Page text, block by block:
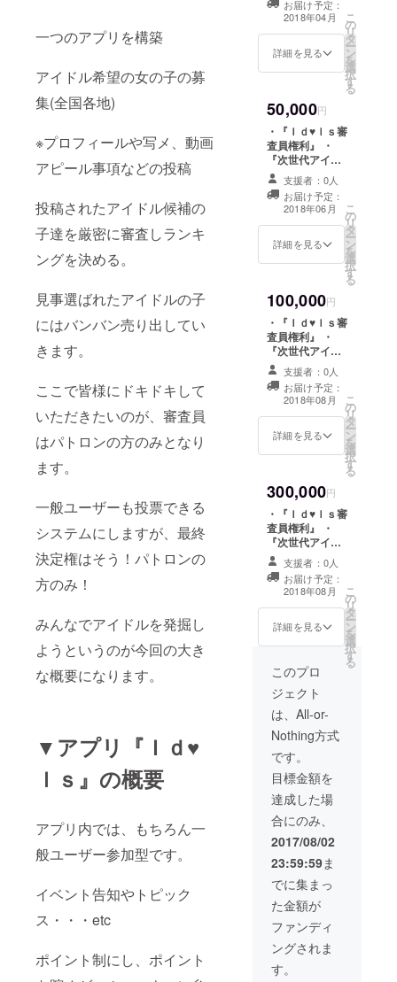
一つのアプリを構築
アイドル希望の女の子の募
集(全国各地)
※プロフィールや写メ、動画
アピール事項などの投稿
投稿されたアイドル候補の
子達を厳密に審査しランキ
ングを決める。
見事選ばれたアイドルの子
にはバンバン売り出してい
きます。
ここで皆様にドキドキして
いただきたいのが、審査員
はパトロンの方のみとなり
ます。
一般ユーザーも投票できる
システムにしますが、最終
決定権はそう！パトロンの
方のみ！
みんなでアイドルを発掘し
ようというのが今回の大き
な概要になります。
▼アプリ『Ｉｄ♥
ｌｓ』の概要
アプリ内では、もちろん一
般ユーザー参加型です。
イベント告知やトピック
ス・・・etc
ポイント制にし、ポイント
物企画提案中)』
・『ＬＩＶＥ無
料ご招待券』
お届け予定：
2018年04月
詳細を見る
こ
の
リ
タ
ー
ン
を
選
択
す
る
50,000円
・『Ｉｄ♥ｌｓ審
査員権利』 ・
『次世代アイド
ルグッズ商品(ス
トラップ等の小
物企画提案中)』
・『ＬＩＶＥ無
料ご招待券』 ・
『次世代アイド
支援者：0人
お届け予定：
2018年06月
詳細を見る
こ
の
リ
タ
ー
ン
を
選
択
す
る
100,000円
・『Ｉｄ♥ｌｓ審
査員権利』 ・
『次世代アイド
ルグッズ商品(ス
トラップ等の小
物企画提案中)』
・『ＬＩＶＥ無
料ご招待券』 ・
『次世代アイド
Ｉｄ♥ｌｓ無料提
供』 ・『次世代
アイドル番組有
料動画へ無料で
視聴』 ・『Ｉｄ
♥ｌｓを盛り上げ
てくれる方。志
し高い方で運営
側希望者の雇
用』 ・『次世代
アイドルと行く
ファン感謝祭ツ
アーご招待』
支援者：0人
お届け予定：
2018年08月
詳細を見る
こ
の
リ
タ
ー
ン
を
選
択
す
る
300,000円
・『Ｉｄ♥ｌｓ審
査員権利』 ・
『次世代アイド
ルグッズ商品(ス
トラップ等の小
物企画提案中)』
・『ＬＩＶＥ無
料ご招待券』 ・
『次世代アイド
・『定額アプリ
Ｉｄ♥ｌｓ無料提
供』 ・『次世代
アイドル番組有
料動画へ無料で
視聴』 ・『Ｉｄ
♥ｌｓを盛り上げ
てくれる方。志
し高い方で運営
側希望者の雇
用』 ・『次世代
アイドルと行く
ファン感謝祭ツ
ベントを毎回無
料でご招待』
支援者：0人
お届け予定：
2018年08月
詳細を見る
こ
の
リ
タ
ー
ン
を
選
択
す
る
このプロ
ジェクト
は、All-or-
Nothing方式
です。
目標金額を
達成した場
合にのみ、
2017/08/02
23:59:59ま
でに集まっ
た金額が
ファンディ
ングされま
す。